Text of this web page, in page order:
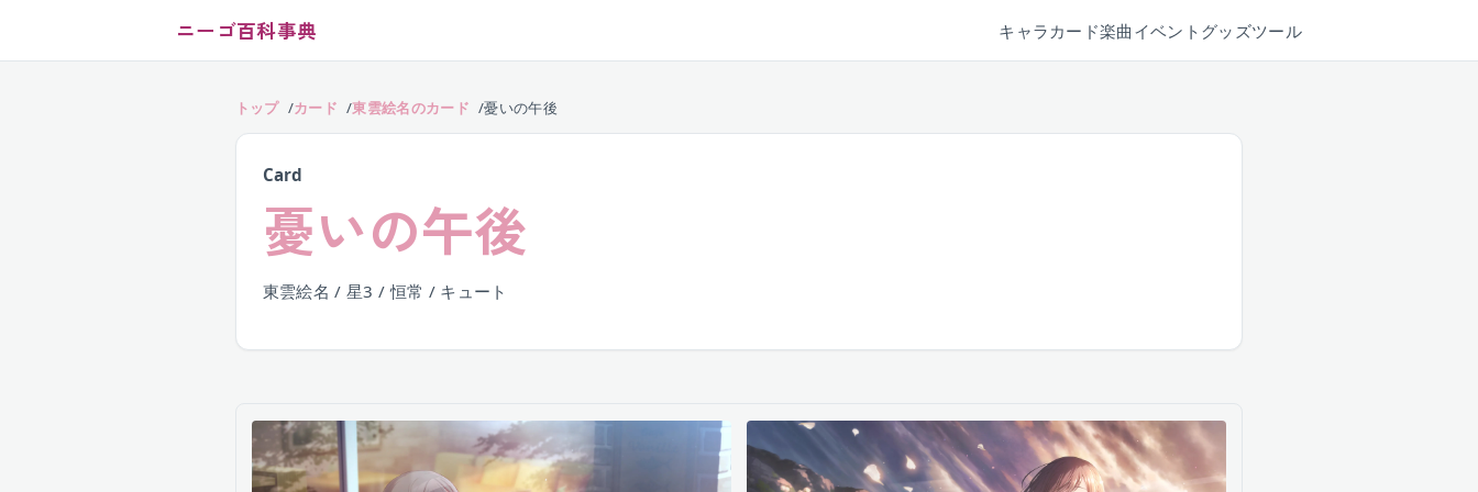
ニーゴ百科事典 キャラ カード楽曲 イベント グッズツール
トップ カード 東雲絵名のカード 憂いの午後
Card
憂いの午後
東雲絵名 / 星3 / 恒常 / キュート